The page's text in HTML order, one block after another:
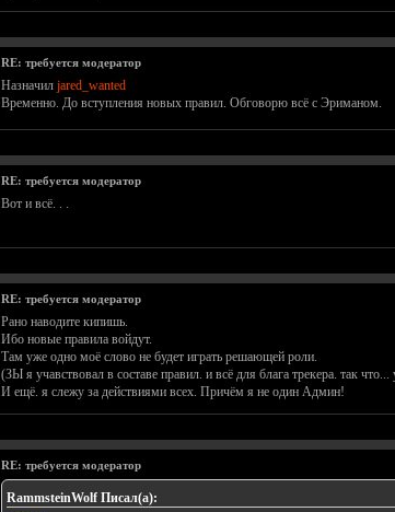
RE: требуется модератор
Назначил jared_wanted
Временно. До вступления новых правил. Обговорю всё с Эриманом.
RE: требуется модератор
Вот и всё. . .
RE: требуется модератор
Рано наводите кипишь.
Ибо новые правила войдут.
Там уже одно моё слово не будет играть решающей роли.
(ЗЫ я учавствовал в составе правил. и всё для блага трекера. так что...
И ещё. я слежу за действиями всех. Причём я не один Админ!
RE: требуется модератор
RammsteinWolf Писал(а):